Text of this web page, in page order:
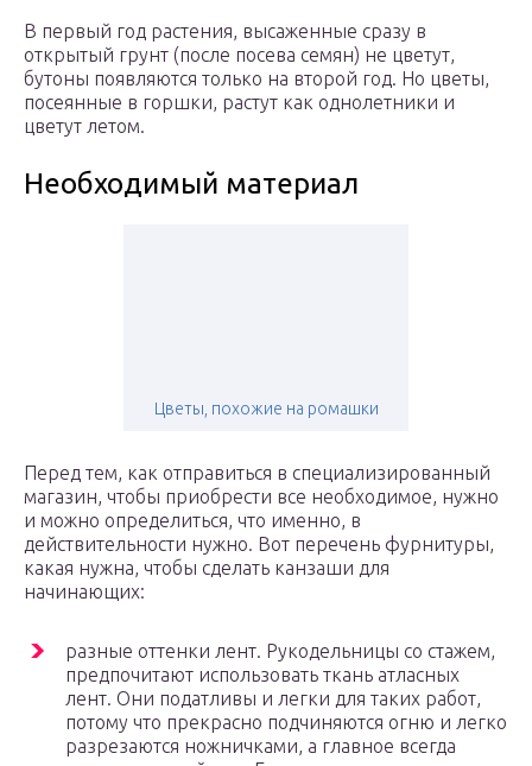
В первый год растения, высаженные сразу в
открытый грунт (после посева семян) не цветут,
бутоны появляются только на второй год. Но цветы,
посеянные в горшки, растут как однолетники и
цветут летом.
Необходимый материал
Цветы, похожие на ромашки
Перед тем, как отправиться в специализированный
магазин, чтобы приобрести все необходимое, нужно
и можно определиться, что именно, в
действительности нужно. Вот перечень фурнитуры,
какая нужна, чтобы сделать канзаши для
начинающих:
разные оттенки лент. Рукодельницы со стажем,
предпочитают использовать ткань атласных
лент. Они податливы и легки для таких работ,
потому что прекрасно подчиняются огню и легко
разрезаются ножничками, а главное всегда